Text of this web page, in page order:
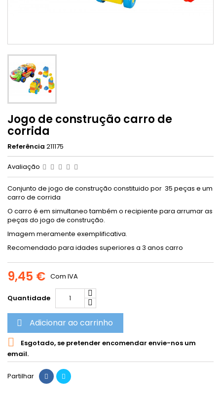
Jogo de construção carro de
corrida
Referência 211175
Avaliação
Conjunto de jogo de construção constituido por 35 peças e um
carro de corrida
O carro é em simultaneo também o recipiente para arrumar as
peças do jogo de construção.
Imagem meramente exemplificativa.
Recomendado para idades superiores a 3 anos carro
9,45 € Com IVA
Quantidade
 Adicionar ao carrinho

Esgotado, se pretender encomendar envie-nos um
email.
Partilhar